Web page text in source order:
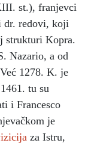
st.), franjevci
dr. redovi, koji
strukturi Kopra.
Nazario, a od
1278. K. je
tu su
i Francesco
je
za Istru,